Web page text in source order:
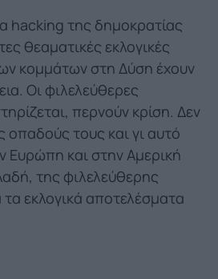
hacking της δημοκρατίας
θεαματικές εκλογικές
κομμάτων στη Δύση έχουν
Οι φιλελεύθερες
περνούν κρίση. Δεν
οπαδούς τους και γι αυτό
Ευρώπη και στην Αμερική
της φιλελεύθερης
εκλογικά αποτελέσματα